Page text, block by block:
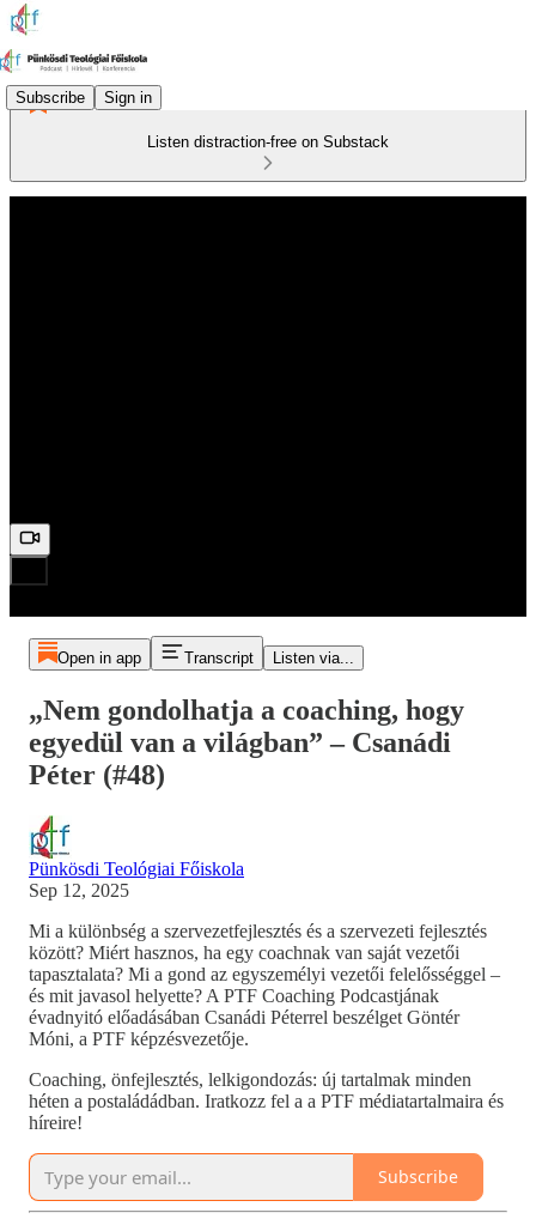
Subscribe Sign in
Listen distraction-free on Substack
Open in app Transcript Listen via...
„Nem gondolhatja a coaching, hogy
egyedül van a világban” – Csanádi
Péter (#48)
Pünkösdi Teológiai Főiskola
Sep 12, 2025
Mi a különbség a szervezetfejlesztés és a szervezeti fejlesztés
között? Miért hasznos, ha egy coachnak van saját vezetői
tapasztalata? Mi a gond az egyszemélyi vezetői felelősséggel –
és mit javasol helyette? A PTF Coaching Podcastjának
évadnyitó előadásában Csanádi Péterrel beszélget Göntér
Móni, a PTF képzésvezetője.
Coaching, önfejlesztés, lelkigondozás: új tartalmak minden
héten a postaládádban. Iratkozz fel a a PTF médiatartalmaira és
híreire!
Subscribe